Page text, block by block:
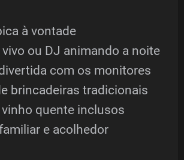
à vontade
ou DJ animando a noite
com os monitores
brincadeiras tradicionais
quente inclusos
e acolhedor